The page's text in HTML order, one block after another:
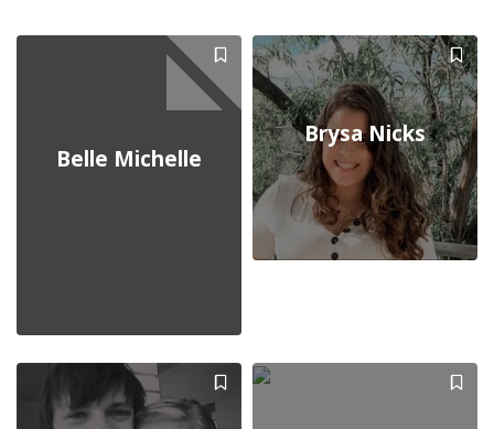
Belle Michelle
Brysa Nicks